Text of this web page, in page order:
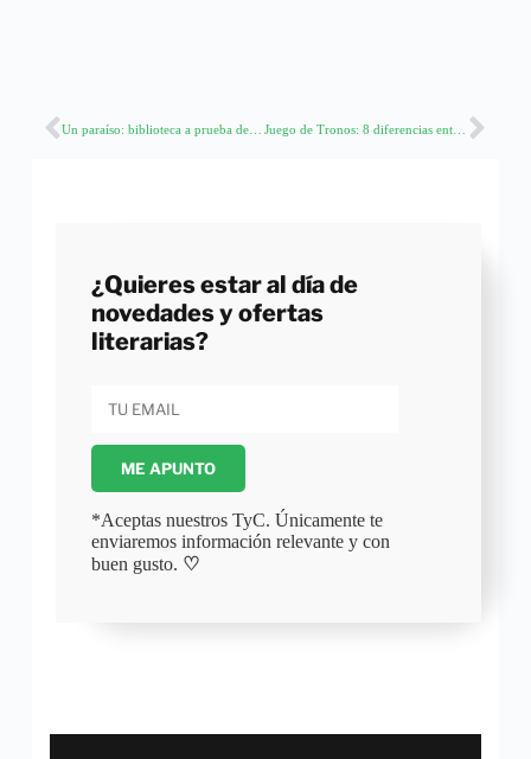
Un paraíso: biblioteca a prueba de terremotos
¿Quieres estar al día de
novedades y ofertas
literarias?
ME APUNTO
*Aceptas nuestros TyC. Únicamente te
enviaremos información relevante y con
buen gusto. ♡